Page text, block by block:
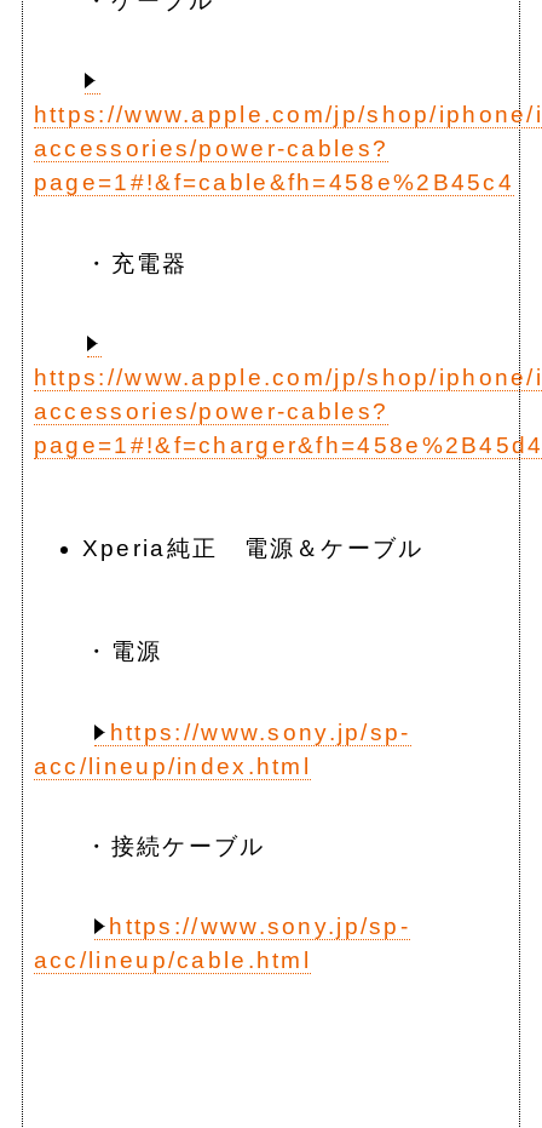
https://www.apple.com/jp/shop/
accessories/power-cables?
page=1#!&f=cable&fh=458e%2B45c4
・充電器
https://www.apple.com/jp/shop/
accessories/power-cables?
Xperia純正 電源＆ケーブル
・電源
https://www.sony.jp/sp-
acc/lineup/index.html
・接続ケーブル
https://www.sony.jp/sp-
acc/lineup/cable.html